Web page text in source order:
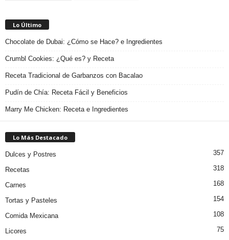
Lo Último
Chocolate de Dubai: ¿Cómo se Hace? e Ingredientes
Crumbl Cookies: ¿Qué es? y Receta
Receta Tradicional de Garbanzos con Bacalao
Pudín de Chía: Receta Fácil y Beneficios
Marry Me Chicken: Receta e Ingredientes
Lo Más Destacado
Dulces y Postres 357
Recetas 318
Carnes 168
Tortas y Pasteles 154
Comida Mexicana 108
Licores 75